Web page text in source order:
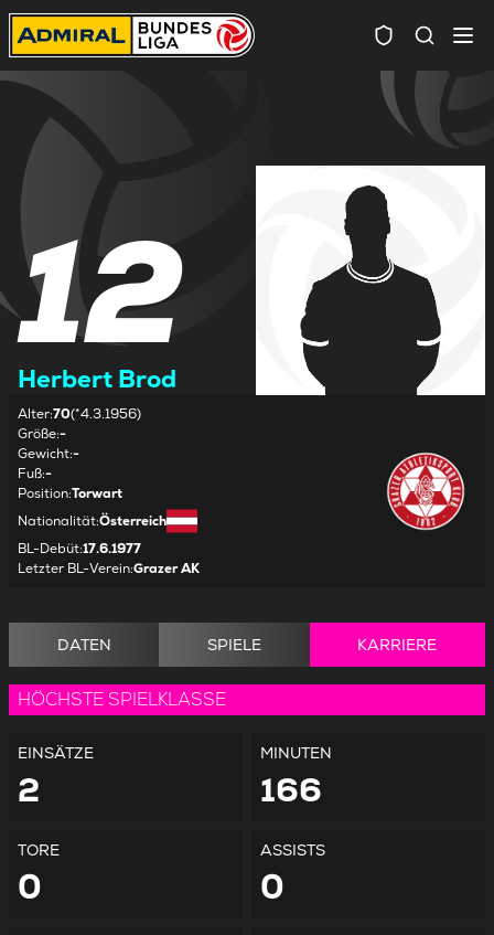
12
Herbert Brod
Alter:70(*4.3.1956)
Größe:-
Gewicht:-
Fuß:-
Position:Torwart
Nationalität:Österreich
BL-Debüt:17.6.1977
Letzter BL-Verein:Grazer AK
DATEN SPIELE KARRIERE
HÖCHSTE SPIELKLASSE
EINSÄTZE
2
MINUTEN
166
TORE
0
ASSISTS
0